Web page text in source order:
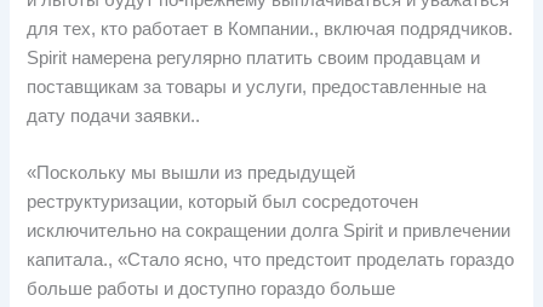
для тех, кто работает в Компании., включая подрядчиков.
Spirit намерена регулярно платить своим продавцам и
поставщикам за товары и услуги, предоставленные на
дату подачи заявки..
«Поскольку мы вышли из предыдущей
реструктуризации, который был сосредоточен
исключительно на сокращении долга Spirit и привлечении
капитала., «Стало ясно, что предстоит проделать гораздо
больше работы и доступно гораздо больше